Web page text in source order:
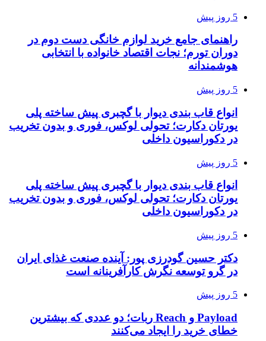
5 روز پیش
راهنمای جامع خرید لوازم خانگی دست دوم در
دوران تورم؛ نجات اقتصاد خانواده با انتخابی
هوشمندانه
5 روز پیش
انواع قاب بندی دیوار با گچبری پیش ساخته پلی
یورتان دکارت؛ تحولی لوکس، فوری و بدون تخریب
در دکوراسیون داخلی
5 روز پیش
انواع قاب بندی دیوار با گچبری پیش ساخته پلی
یورتان دکارت؛ تحولی لوکس، فوری و بدون تخریب
در دکوراسیون داخلی
5 روز پیش
دکتر حسین گودرزی پور: آینده صنعت غذای ایران
در گرو توسعه نگرش کارآفرینانه است
5 روز پیش
Payload و Reach ربات؛ دو عددی که بیشترین
خطای خرید را ایجاد می‌کنند